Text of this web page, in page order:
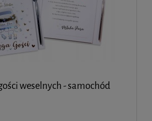
weselnych - samochód